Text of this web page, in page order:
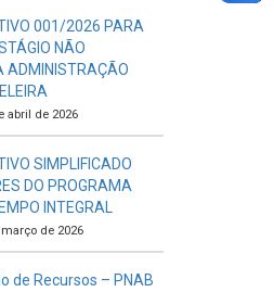
001/2026 PARA
NÃO
ADMINISTRAÇÃO
abril de 2026
SIMPLIFICADO
DO PROGRAMA
INTEGRAL
de 2026
de Recursos – PNAB